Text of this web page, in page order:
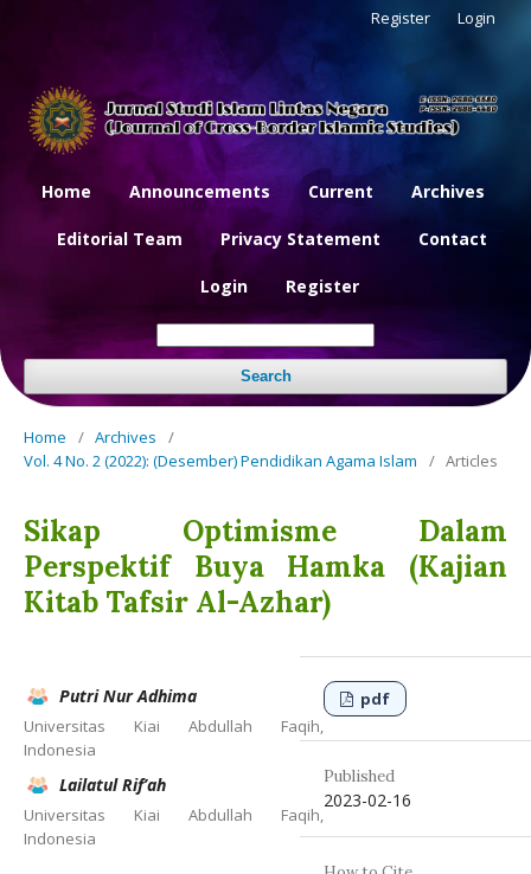
Home Announcements Current Archives
Editorial Team Privacy Statement Contact
Login Register
Search
Register Login
Home / Archives
/
Vol. 4 No. 2 (2022): (Desember) Pendidikan Agama Islam
/ Articles
Sikap Optimisme Dalam
Perspektif Buya Hamka (Kajian
Kitab Tafsir Al-Azhar)
Putri Nur Adhima
Universitas Kiai Abdullah Faqih,
Indonesia
Lailatul Rif’ah
Universitas Kiai Abdullah Faqih,
Indonesia
pdf
Published
2023-02-16